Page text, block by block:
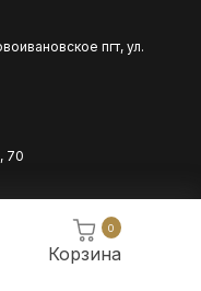
пгт, ул.
70
соглашение
0
Корзина